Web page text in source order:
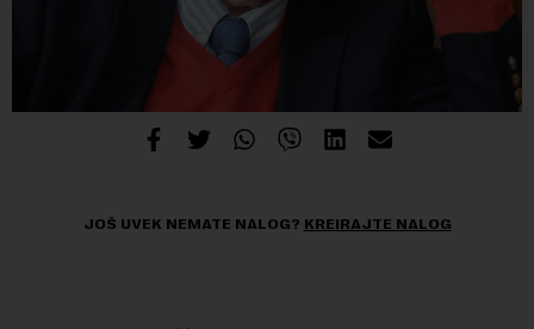
JOŠ UVEK NEMATE NALOG? KREIRAJTE NALOG